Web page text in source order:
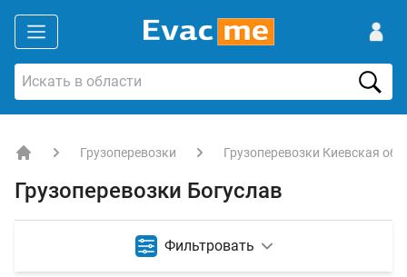
Грузоперевозки Грузоперевозки Киевская
Грузоперевозки Богуслав
Фильтровать